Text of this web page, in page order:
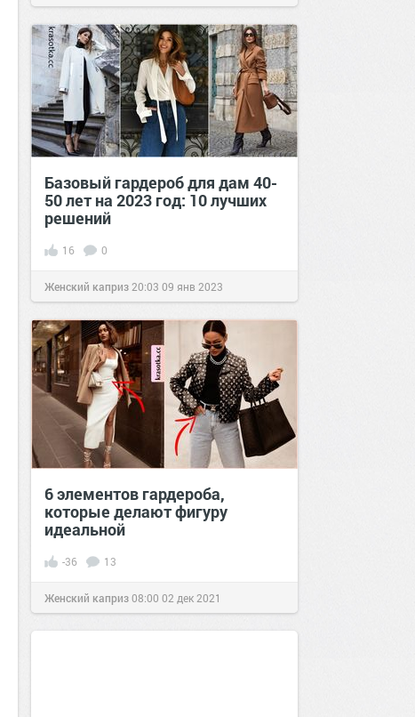
Базовый гардероб для дам 40-
50 лет на 2023 год: 10 лучших
решений
16 0
Женский каприз 20:03 09 янв 2023
6 элементов гардероба,
которые делают фигуру
идеальной
-36 13
Женский каприз08:00 02 дек 2021